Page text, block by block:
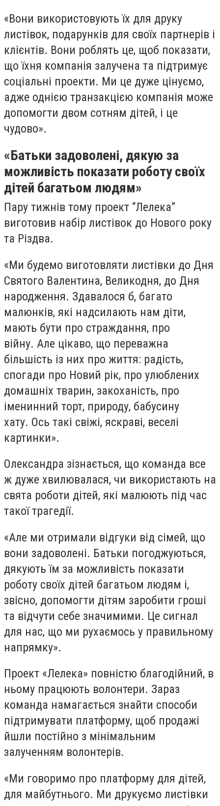
«Вони використовують їх для друку
листівок, подарунків для своїх партнерів і
клієнтів. Вони роблять це, щоб показати,
що їхня компанія залучена та підтримує
соціальні проекти. Ми це дуже цінуємо,
адже однією транзакцією компанія може
допомогти двом сотням дітей, і це
чудово».
«Батьки задоволені, дякую за
можливість показати роботу своїх
дітей багатьом людям»
Пару тижнів тому проект “Лелека”
виготовив набір листівок до Нового року
та Різдва.
«Ми будемо виготовляти листівки до Дня
Святого Валентина, Великодня, до Дня
народження. Здавалося б, багато
малюнків, які надсилають нам діти,
мають бути про страждання, про
війну. Але цікаво, що переважна
більшість із них про життя: радість,
спогади про Новий рік, про улюблених
домашніх тварин, закоханість, про
іменинний торт, природу, бабусину
хату. Ось такі свіжі, яскраві, веселі
картинки».
Олександра зізнається, що команда все
ж дуже хвилювалася, чи використають на
свята роботи дітей, які малюють під час
такої трагедії.
«Але ми отримали відгуки від сімей, що
вони задоволені. Батьки погоджуються,
дякують їм за можливість показати
роботу своїх дітей багатьом людям і,
звісно, ​​допомогти дітям заробити гроші
та відчути себе значимими. Це сигнал
для нас, що ми рухаємось у правильному
напрямку».
Проект «Лелека» повністю благодійний, в
ньому працюють волонтери. Зараз
команда намагається знайти способи
підтримувати платформу, щоб продажі
йшли постійно з мінімальним
залученням волонтерів.
«Ми говоримо про платформу для дітей,
для майбутнього. Ми друкуємо листівки